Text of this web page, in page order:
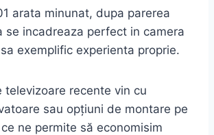
arata minunat, dupa parerea
se incadreaza perfect in camera
exemplific experienta proprie.
televizoare recente vin cu
sau opțiuni de montare pe
ne permite să economisim